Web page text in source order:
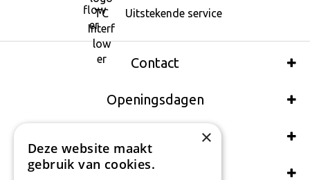
Uitstekende service
Contact
Openingsdagen
Wij accepteren ook:
Schrijf een recensie
×
Deze website maakt
gebruik van cookies.